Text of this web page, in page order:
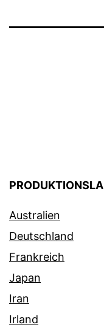
Australien
Deutschland
Frankreich
Japan
Iran
Irland